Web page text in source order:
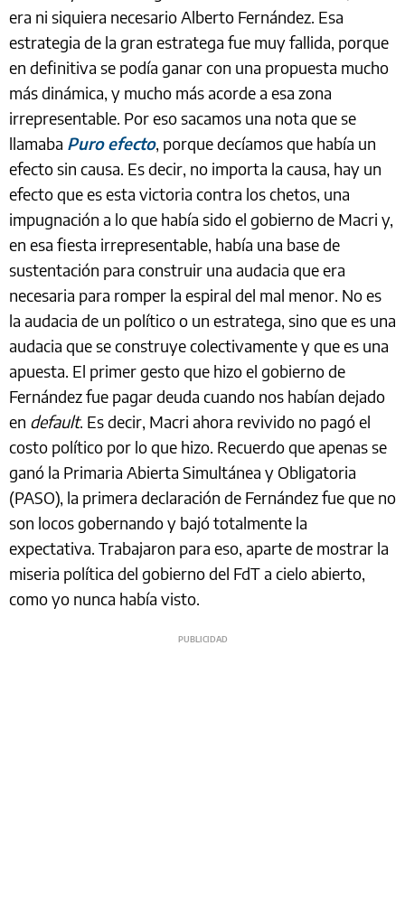
era ni siquiera necesario Alberto Fernández. Esa
estrategia de la gran estratega fue muy fallida, porque
en definitiva se podía ganar con una propuesta mucho
más dinámica, y mucho más acorde a esa zona
irrepresentable. Por eso sacamos una nota que se
llamaba Puro efecto, porque decíamos que había un
efecto sin causa. Es decir, no importa la causa, hay un
efecto que es esta victoria contra los chetos, una
impugnación a lo que había sido el gobierno de Macri y,
en esa fiesta irrepresentable, había una base de
sustentación para construir una audacia que era
necesaria para romper la espiral del mal menor. No es
la audacia de un político o un estratega, sino que es una
audacia que se construye colectivamente y que es una
apuesta. El primer gesto que hizo el gobierno de
Fernández fue pagar deuda cuando nos habían dejado
en default. Es decir, Macri ahora revivido no pagó el
costo político por lo que hizo. Recuerdo que apenas se
ganó la Primaria Abierta Simultánea y Obligatoria
(PASO), la primera declaración de Fernández fue que no
son locos gobernando y bajó totalmente la
expectativa. Trabajaron para eso, aparte de mostrar la
miseria política del gobierno del FdT a cielo abierto,
como yo nunca había visto.